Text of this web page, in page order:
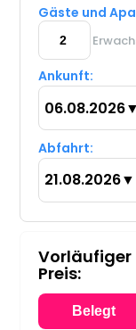
Gäste und
Ankunft:
06.08.2026▼
Abfahrt:
21.08.2026▼
Vorläufiger
Preis:
Belegt